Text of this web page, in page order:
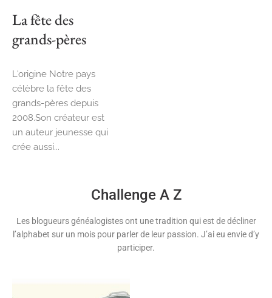
La fête des
grands-pères
L'origine Notre pays
célèbre la fête des
grands-pères depuis
2008.Son créateur est
un auteur jeunesse qui
crée aussi...
Challenge A Z
Les blogueurs généalogistes ont une tradition qui est de décliner
l’alphabet sur un mois pour parler de leur passion. J’ai eu envie d’y
participer.